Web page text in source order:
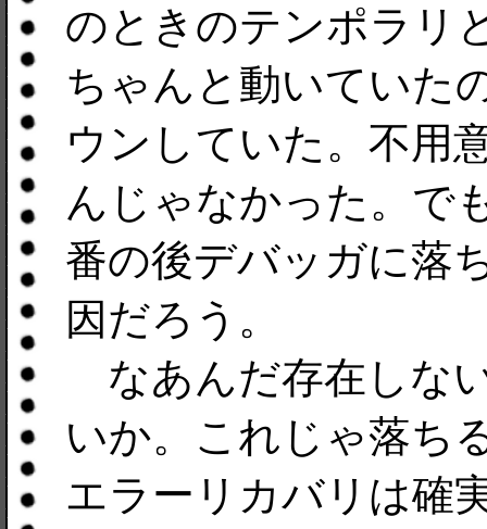
のときのテンポラリ
ちゃんと動いていた
ウンしていた。不用
んじゃなかった。で
番の後デバッガに落
因だろう。
なあんだ存在しな
いか。これじゃ落ち
エラーリカバリは確